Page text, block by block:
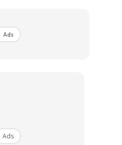
Ads
Ads